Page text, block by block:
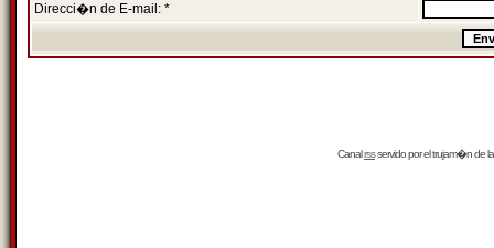
Direcci�n de E-mail: *
Canalrssservido por eltrujam�nde